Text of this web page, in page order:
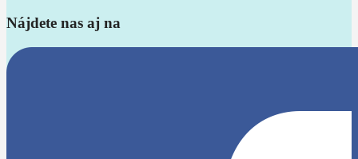
Nájdete nas aj na